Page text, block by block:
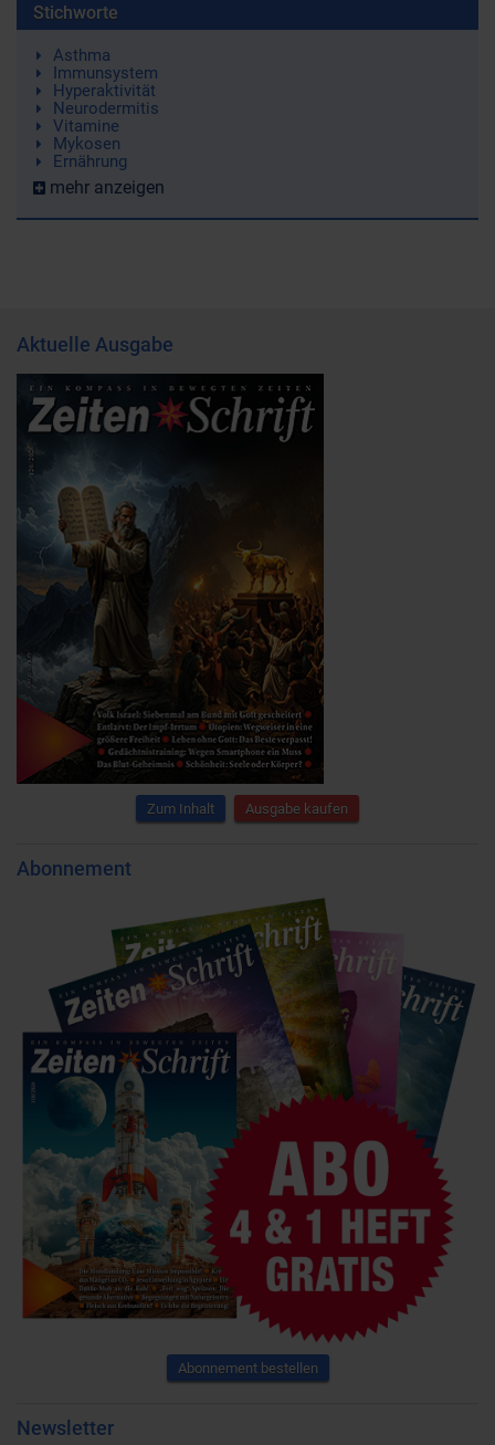
Stichworte
Asthma
Immunsystem
Hyperaktivität
Neurodermitis
Vitamine
Mykosen
Ernährung
mehr anzeigen
Aktuelle Ausgabe
Zum Inhalt Ausgabe kaufen
Abonnement
Abonnement bestellen
Newsletter